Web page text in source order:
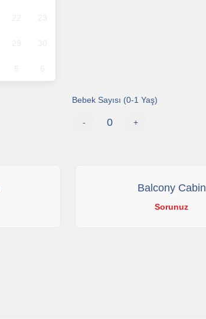
Bebek Sayısı (0-1 Yaş)
- +
Balcony Cabin
Sorunuz